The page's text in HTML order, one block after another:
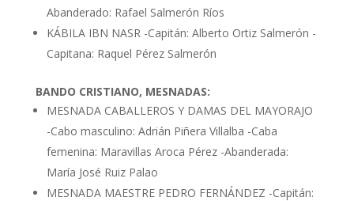
Abanderado: Rafael Salmerón Ríos
KÁBILA IBN NASR -Capitán: Alberto Ortiz Salmerón -
Capitana: Raquel Pérez Salmerón
BANDO CRISTIANO, MESNADAS:
MESNADA CABALLEROS Y DAMAS DEL MAYORAJO
-Cabo masculino: Adrián Piñera Villalba -Caba
femenina: Maravillas Aroca Pérez -Abanderada:
María José Ruiz Palao
MESNADA MAESTRE PEDRO FERNÁNDEZ -Capitán: